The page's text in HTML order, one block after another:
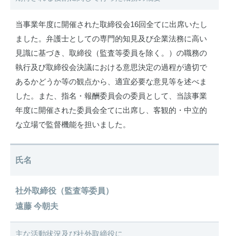
当事業年度に開催された取締役会16回全てに出席いたし
ました。弁護士としての専門的知見及び企業法務に高い
見識に基づき、取締役（監査等委員を除く。）の職務の
執行及び取締役会決議における意思決定の過程が適切で
あるかどうか等の観点から、適宜必要な意見等を述べま
した。また、指名・報酬委員会の委員として、当該事業
年度に開催された委員会全てに出席し、客観的・中立的
な立場で監督機能を担いました。
氏名
社外取締役（監査等委員）
遠藤 今朝夫
主な活動状況及び社外取締役に